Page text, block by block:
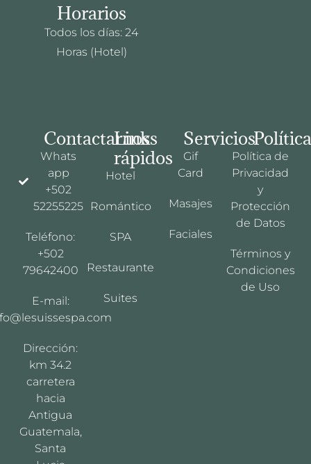
Horarios
Todos los días: 24
Horas (Hotel)
Contactarnos
Whats
app
+502
52255225
Teléfono:
+502
79642400
E-mail:
Dirección:
km 34.2
carretera
hacia
Antigua
Guatemala,
Santa
Links
rápidos
Hotel
Romántico
SPA
Restaurante
Suites
Servicios
Gif
Card
Masajes
Faciales
Política de
Privacidad
y
Protección
de Datos
Términos y
Condiciones
de Uso